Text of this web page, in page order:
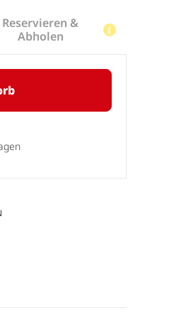
Reservieren &
Abholen